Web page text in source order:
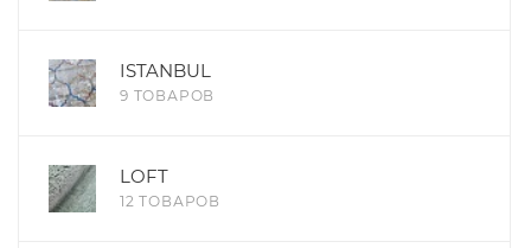
ISTANBUL
9 ТОВАРОВ
LOFT
12 ТОВАРОВ